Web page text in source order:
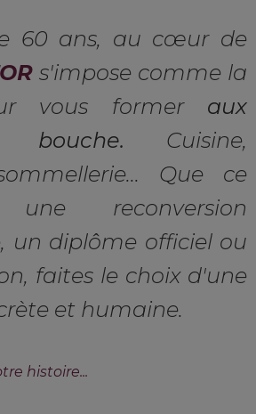
60 ans, au cœur de
s'impose comme la
vous former aux
Cuisine,
Que ce
reconversion
un diplôme officiel ou
faites le choix d'une
et humaine.
histoire...